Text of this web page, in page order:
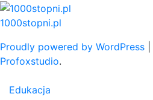
Skip
to
1000stopni.pl
Proudly powered by WordPress
Profoxstudio.
Edukacja